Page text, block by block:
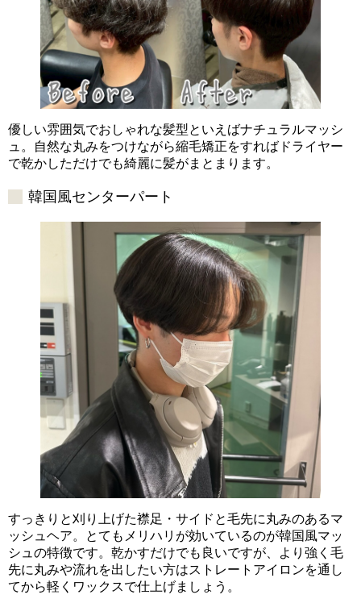
優しい雰囲気でおしゃれな髪型といえばナチュラルマッシ
ュ。自然な丸みをつけながら縮毛矯正をすればドライヤー
で乾かしただけでも綺麗に髪がまとまります。
韓国風センターパート
すっきりと刈り上げた襟足・サイドと毛先に丸みのあるマ
ッシュヘア。とてもメリハリが効いているのが韓国風マッ
シュの特徴です。乾かすだけでも良いですが、より強く毛
先に丸みや流れを出したい方はストレートアイロンを通し
てから軽くワックスで仕上げましょう。